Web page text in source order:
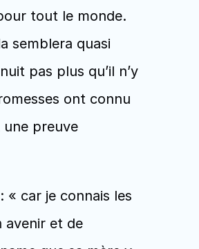
tout le monde.
semblera quasi
pas plus qu’il n’y
ont connu
une preuve
« car je connais les
avenir et de